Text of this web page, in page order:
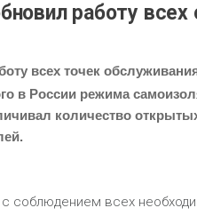
работу
всех точек
в России режима
количество
соблюдением всех